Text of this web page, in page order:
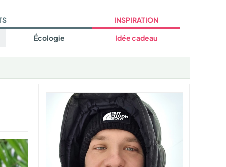
Écologie
INSPIRATION
Idée cadeau